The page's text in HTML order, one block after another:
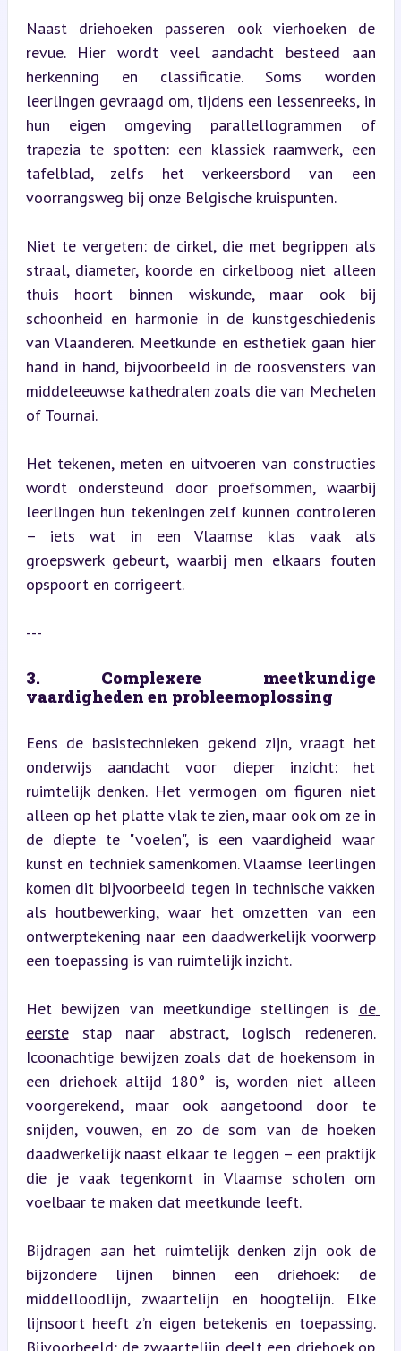
Naast driehoeken passeren ook vierhoeken de
revue. Hier wordt veel aandacht besteed aan
herkenning en classificatie. Soms worden
leerlingen gevraagd om, tijdens een lessenreeks, in
hun eigen omgeving parallellogrammen of
trapezia te spotten: een klassiek raamwerk, een
tafelblad, zelfs het verkeersbord van een
voorrangsweg bij onze Belgische kruispunten.
Niet te vergeten: de cirkel, die met begrippen als
straal, diameter, koorde en cirkelboog niet alleen
thuis hoort binnen wiskunde, maar ook bij
schoonheid en harmonie in de kunstgeschiedenis
van Vlaanderen. Meetkunde en esthetiek gaan hier
hand in hand, bijvoorbeeld in de roosvensters van
middeleeuwse kathedralen zoals die van Mechelen
of Tournai.
Het tekenen, meten en uitvoeren van constructies
wordt ondersteund door proefsommen, waarbij
leerlingen hun tekeningen zelf kunnen controleren
– iets wat in een Vlaamse klas vaak als
groepswerk gebeurt, waarbij men elkaars fouten
opspoort en corrigeert.
---
3. Complexere meetkundige
vaardigheden en probleemoplossing
Eens de basistechnieken gekend zijn, vraagt het
onderwijs aandacht voor dieper inzicht: het
ruimtelijk denken. Het vermogen om figuren niet
alleen op het platte vlak te zien, maar ook om ze in
de diepte te "voelen", is een vaardigheid waar
kunst en techniek samenkomen. Vlaamse leerlingen
komen dit bijvoorbeeld tegen in technische vakken
als houtbewerking, waar het omzetten van een
ontwerptekening naar een daadwerkelijk voorwerp
een toepassing is van ruimtelijk inzicht.
Het bewijzen van meetkundige stellingen is de
eerste stap naar abstract, logisch redeneren.
Icoonachtige bewijzen zoals dat de hoekensom in
een driehoek altijd 180° is, worden niet alleen
voorgerekend, maar ook aangetoond door te
snijden, vouwen, en zo de som van de hoeken
daadwerkelijk naast elkaar te leggen – een praktijk
die je vaak tegenkomt in Vlaamse scholen om
voelbaar te maken dat meetkunde leeft.
Bijdragen aan het ruimtelijk denken zijn ook de
bijzondere lijnen binnen een driehoek: de
middelloodlijn, zwaartelijn en hoogtelijn. Elke
lijnsoort heeft z’n eigen betekenis en toepassing.